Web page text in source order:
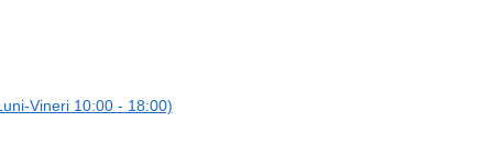
Vineri 10:00 - 18:00)